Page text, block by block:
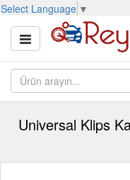
Select Language ▼
Universal Klips